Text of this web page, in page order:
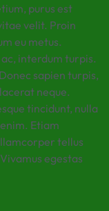
purus est
velit. Proin
eu metus.
interdum turpis.
sapien turpis,
neque.
tincidunt, nulla
Etiam
tellus
egestas